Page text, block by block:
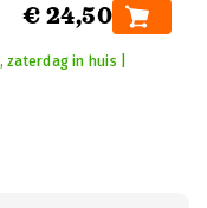
€ 24,50
in huis |